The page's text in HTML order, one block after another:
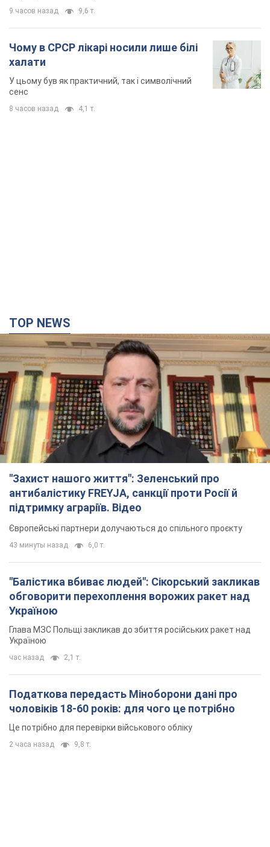
9 часов назад 9,6 т.
Чому в СРСР лікарі носили лише білі
халати
У цьому був як практичний, так і символічний
сенс
8 часов назад 4,1 т.
TOP NEWS
"Захист нашого життя": Зеленський про
антибалістику FREYJA, санкції проти Росії й
підтримку аграріїв. Відео
Європейські партнери долучаються до спільного проєкту
43 минуты назад 6,0 т.
"Балістика вбиває людей": Сікорський закликав
обговорити перехоплення ворожих ракет над
Україною
Глава МЗС Польщі закликав до збиття російських ракет над
Україною
час назад 2,1 т.
Податкова передасть Міноборони дані про
чоловіків 18-60 років: для чого це потрібно
Це потрібно для перевірки військового обліку
2 часа назад 9,8 т.